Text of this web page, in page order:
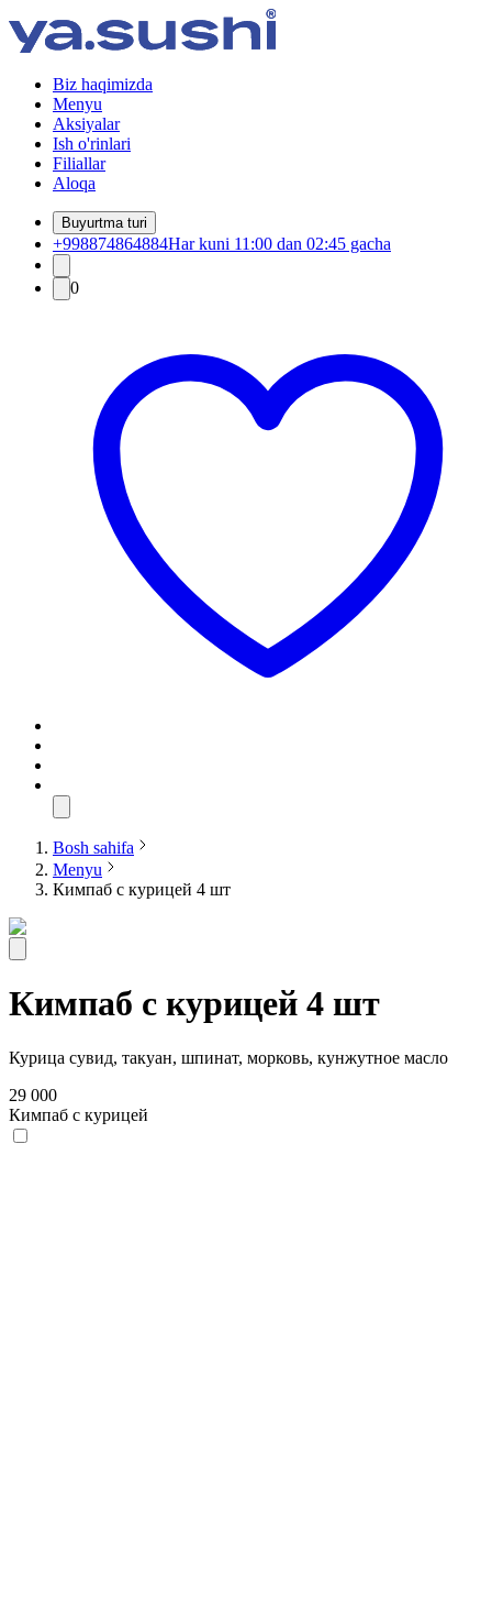
Biz haqimizda
Menyu
Aksiyalar
Ish o'rinlari
Filiallar
Aloqa
Buyurtma turi
+998874864884Har kuni 11:00 dan 02:45 gacha
0
Bosh sahifa
Menyu
Кимпаб с курицей 4 шт
Кимпаб с курицей 4 шт
Курица сувид, такуан, шпинат, морковь, кунжутное масло
29 000
Кимпаб с курицей